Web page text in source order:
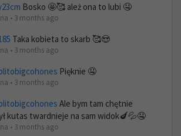
Bosko 🤩🥰 ależ ona to lubi 🤤
• 3 months ago
Taka kobieta to skarb 🥰😍
• 3 months ago
Pięknie 🤤
• 3 months ago
Ale bym tam chętnie
kutas twardnieje na sam widok🍆💦🤤
• 3 months ago